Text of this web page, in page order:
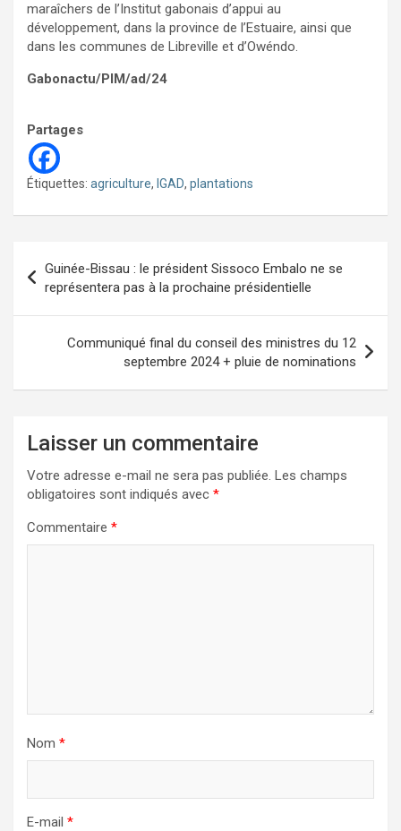
maraîchers de l’Institut gabonais d’appui au
développement, dans la province de l’Estuaire, ainsi que
dans les communes de Libreville et d’Owéndo.
Gabonactu/PIM/ad/24
Partages
Étiquettes: agriculture, IGAD, plantations
de
l’article
Guinée-Bissau : le président Sissoco Embalo ne se
représentera pas à la prochaine présidentielle
Communiqué final du conseil des ministres du 12
septembre 2024 + pluie de nominations
Laisser un commentaire
Votre adresse e-mail ne sera pas publiée. Les champs
obligatoires sont indiqués avec *
Commentaire *
Nom *
E-mail *